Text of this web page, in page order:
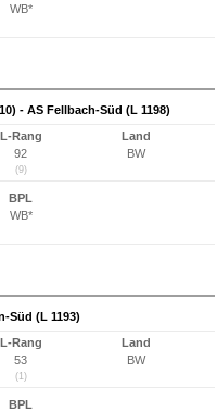
WB*
- AS Fellbach-Süd (L 1198)
L-Rang
92
(9)
Land
BW
BPL
WB*
Süd (L 1193)
L-Rang
53
(1)
Land
BW
BPL